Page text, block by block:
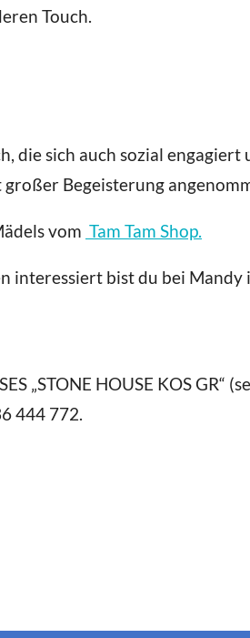
Touch.
die sich auch sozial engagiert
Begeisterung
vom Tam Tam Shop.
interessiert bist du bei Mandy
„STONE HOUSE KOS GR“
444 772.